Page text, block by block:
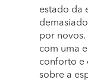
estado da
por novos.
com uma
conforto e
sobre a